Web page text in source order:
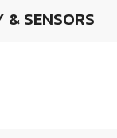
& SENSORS